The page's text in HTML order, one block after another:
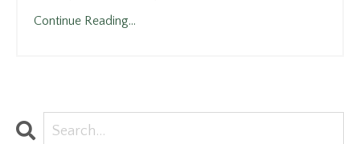
Continue Reading...